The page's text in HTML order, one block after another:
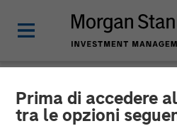
Prima di accedere
tra le opzioni
NEWSROOM